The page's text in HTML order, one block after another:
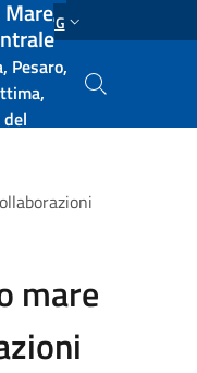
ENG
Pesaro,
mare